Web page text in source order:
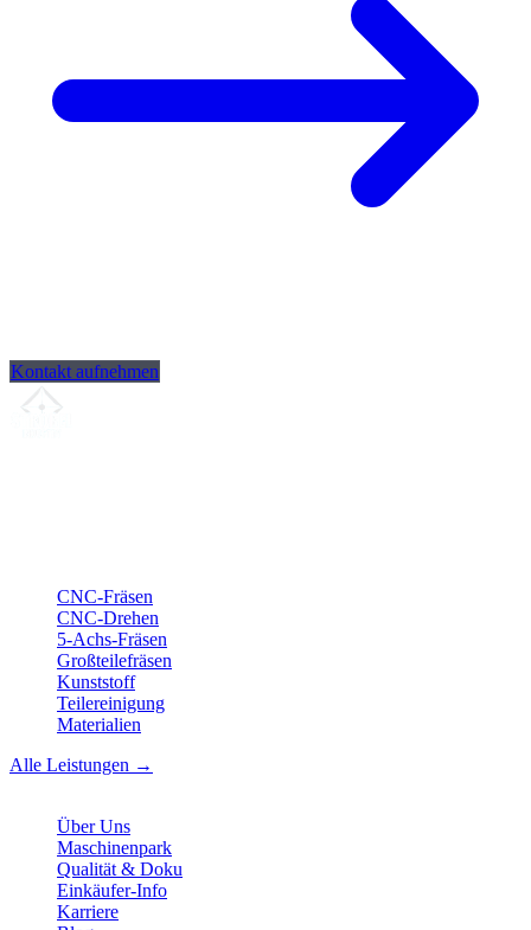
Kontakt aufnehmen
CNC-Fräsen
CNC-Drehen
5-Achs-Fräsen
Großteilefräsen
Kunststoff
Teilereinigung
Materialien
Alle Leistungen →
Über Uns
Maschinenpark
Qualität & Doku
Einkäufer-Info
Karriere